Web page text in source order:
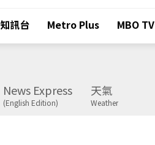
知訊台 Metro Plus MBO TV
News Express
(English Edition)
天氣
Weather